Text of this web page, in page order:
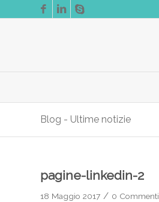
Blog - Ultime notizie
pagine-linkedin-2
18 Maggio 2017 / 0 Commenti